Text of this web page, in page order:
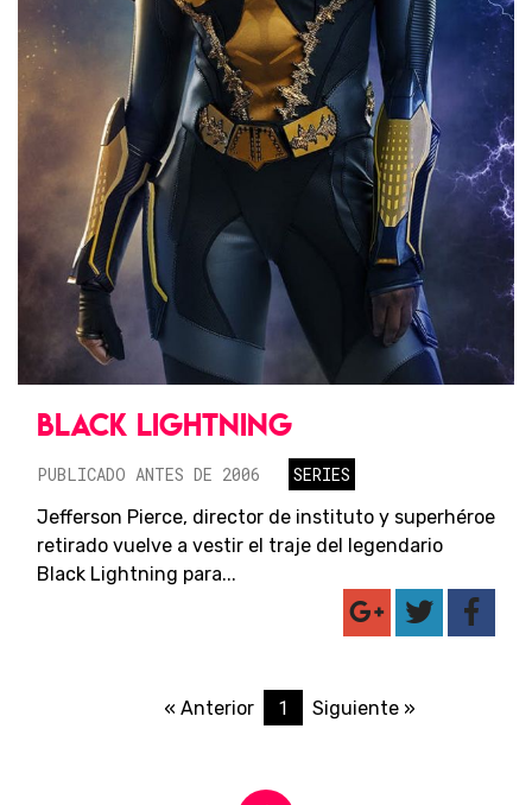
BLACK LIGHTNING
PUBLICADO ANTES DE 2006
SERIES
Jefferson Pierce, director de instituto y superhéroe
retirado vuelve a vestir el traje del legendario
Black Lightning para...
« Anterior 1 Siguiente »